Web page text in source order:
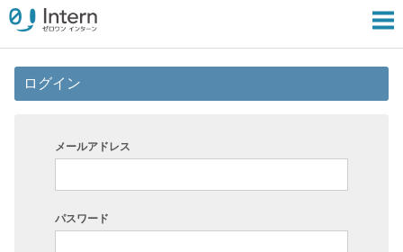
ログイン
メールアドレス
パスワード